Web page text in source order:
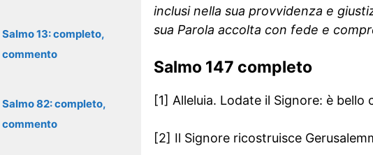
inclusi nella sua provvidenza e
sua Parola accolta con fede e
Salmo 147 completo
[1] Alleluia. Lodate il Signore: è
[2] Il Signore ricostruisce
Salmo 13: completo,
commento
Salmo 82: completo,
commento